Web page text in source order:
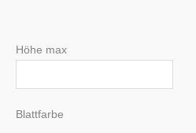
Höhe max
Blattfarbe